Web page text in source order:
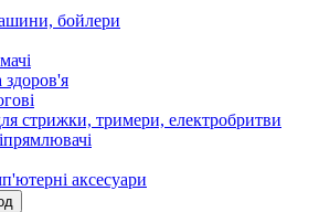
бойлери
здоров'я
стрижки, тримери, електробритви
аксесуари